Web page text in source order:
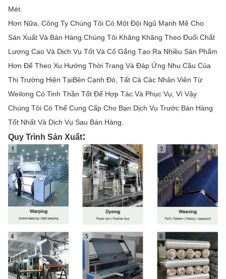
Mét.
Hơn Nữa, Công Ty Chúng Tôi Có Một Đội Ngũ Mạnh Mẽ Cho
Sản Xuất Và Bán Hàng.Chúng Tôi Khăng Khăng Theo Đuổi Chất
Lượng Cao Và Dịch Vụ Tốt Và Cố Gắng Tạo Ra Nhiều Sản Phẩm
Hơn Để Theo Xu Hướng Thời Trang Và Đáp Ứng Nhu Cầu Của
Thị Trường Hiện TạiBên Cạnh Đó, Tất Cả Các Nhân Viên Từ
Weilong Có Tinh Thần Tốt Để Hợp Tác Và Phục Vụ, Vì Vậy
Chúng Tôi Có Thể Cung Cấp Cho Bạn Dịch Vụ Trước Bán Hàng
Tốt Nhất Và Dịch Vụ Sau Bán Hàng.
Quy Trình Sản Xuất: